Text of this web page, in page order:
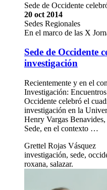
Sede de Occidente
20 oct 2014
Sedes Regionales
En el marco de las X
Sede de Occidente
investigación
Recientemente y en el
Investigación:
Occidente celebró el
investigación en la
Henry Vargas
Sede, en el contexto …
Grettel Rojas Vásquez
investigación, sede,
roxana, salazar.